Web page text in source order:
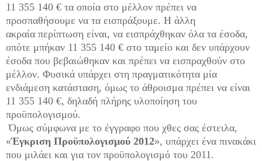
11 355 140 € τα οποία στο μέλλον πρέπει να
προσπαθήσουμε να τα εισπράξουμε. Η άλλη
ακραία περίπτωση είναι, να εισπράχθηκαν όλα τα έσοδα,
οπότε μπήκαν 11 355 140 € στο ταμείο και δεν υπάρχουν
έσοδα που βεβαιώθηκαν και πρέπει να εισπραχθούν στο
μέλλον. Φυσικά υπάρχει στη πραγματικότητα μία
ενδιάμεση κατάσταση, όμως το άθροισμα πρέπει να είναι
11 355 140 €, δηλαδή πλήρης υλοποίηση του
προϋπολογισμού.
Όμως σύμφωνα με το έγγραφο που χθες σας έστειλα,
«Έγκριση Προϋπολογισμού 2012», υπάρχει ένα πινακάκι
που μιλάει και για τον προϋπολογισμό του 2011.